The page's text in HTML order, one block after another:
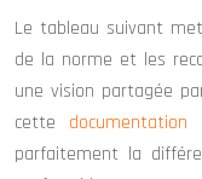
Le tableau suivant
de la norme et les
une vision partagée
cette
parfaitement la